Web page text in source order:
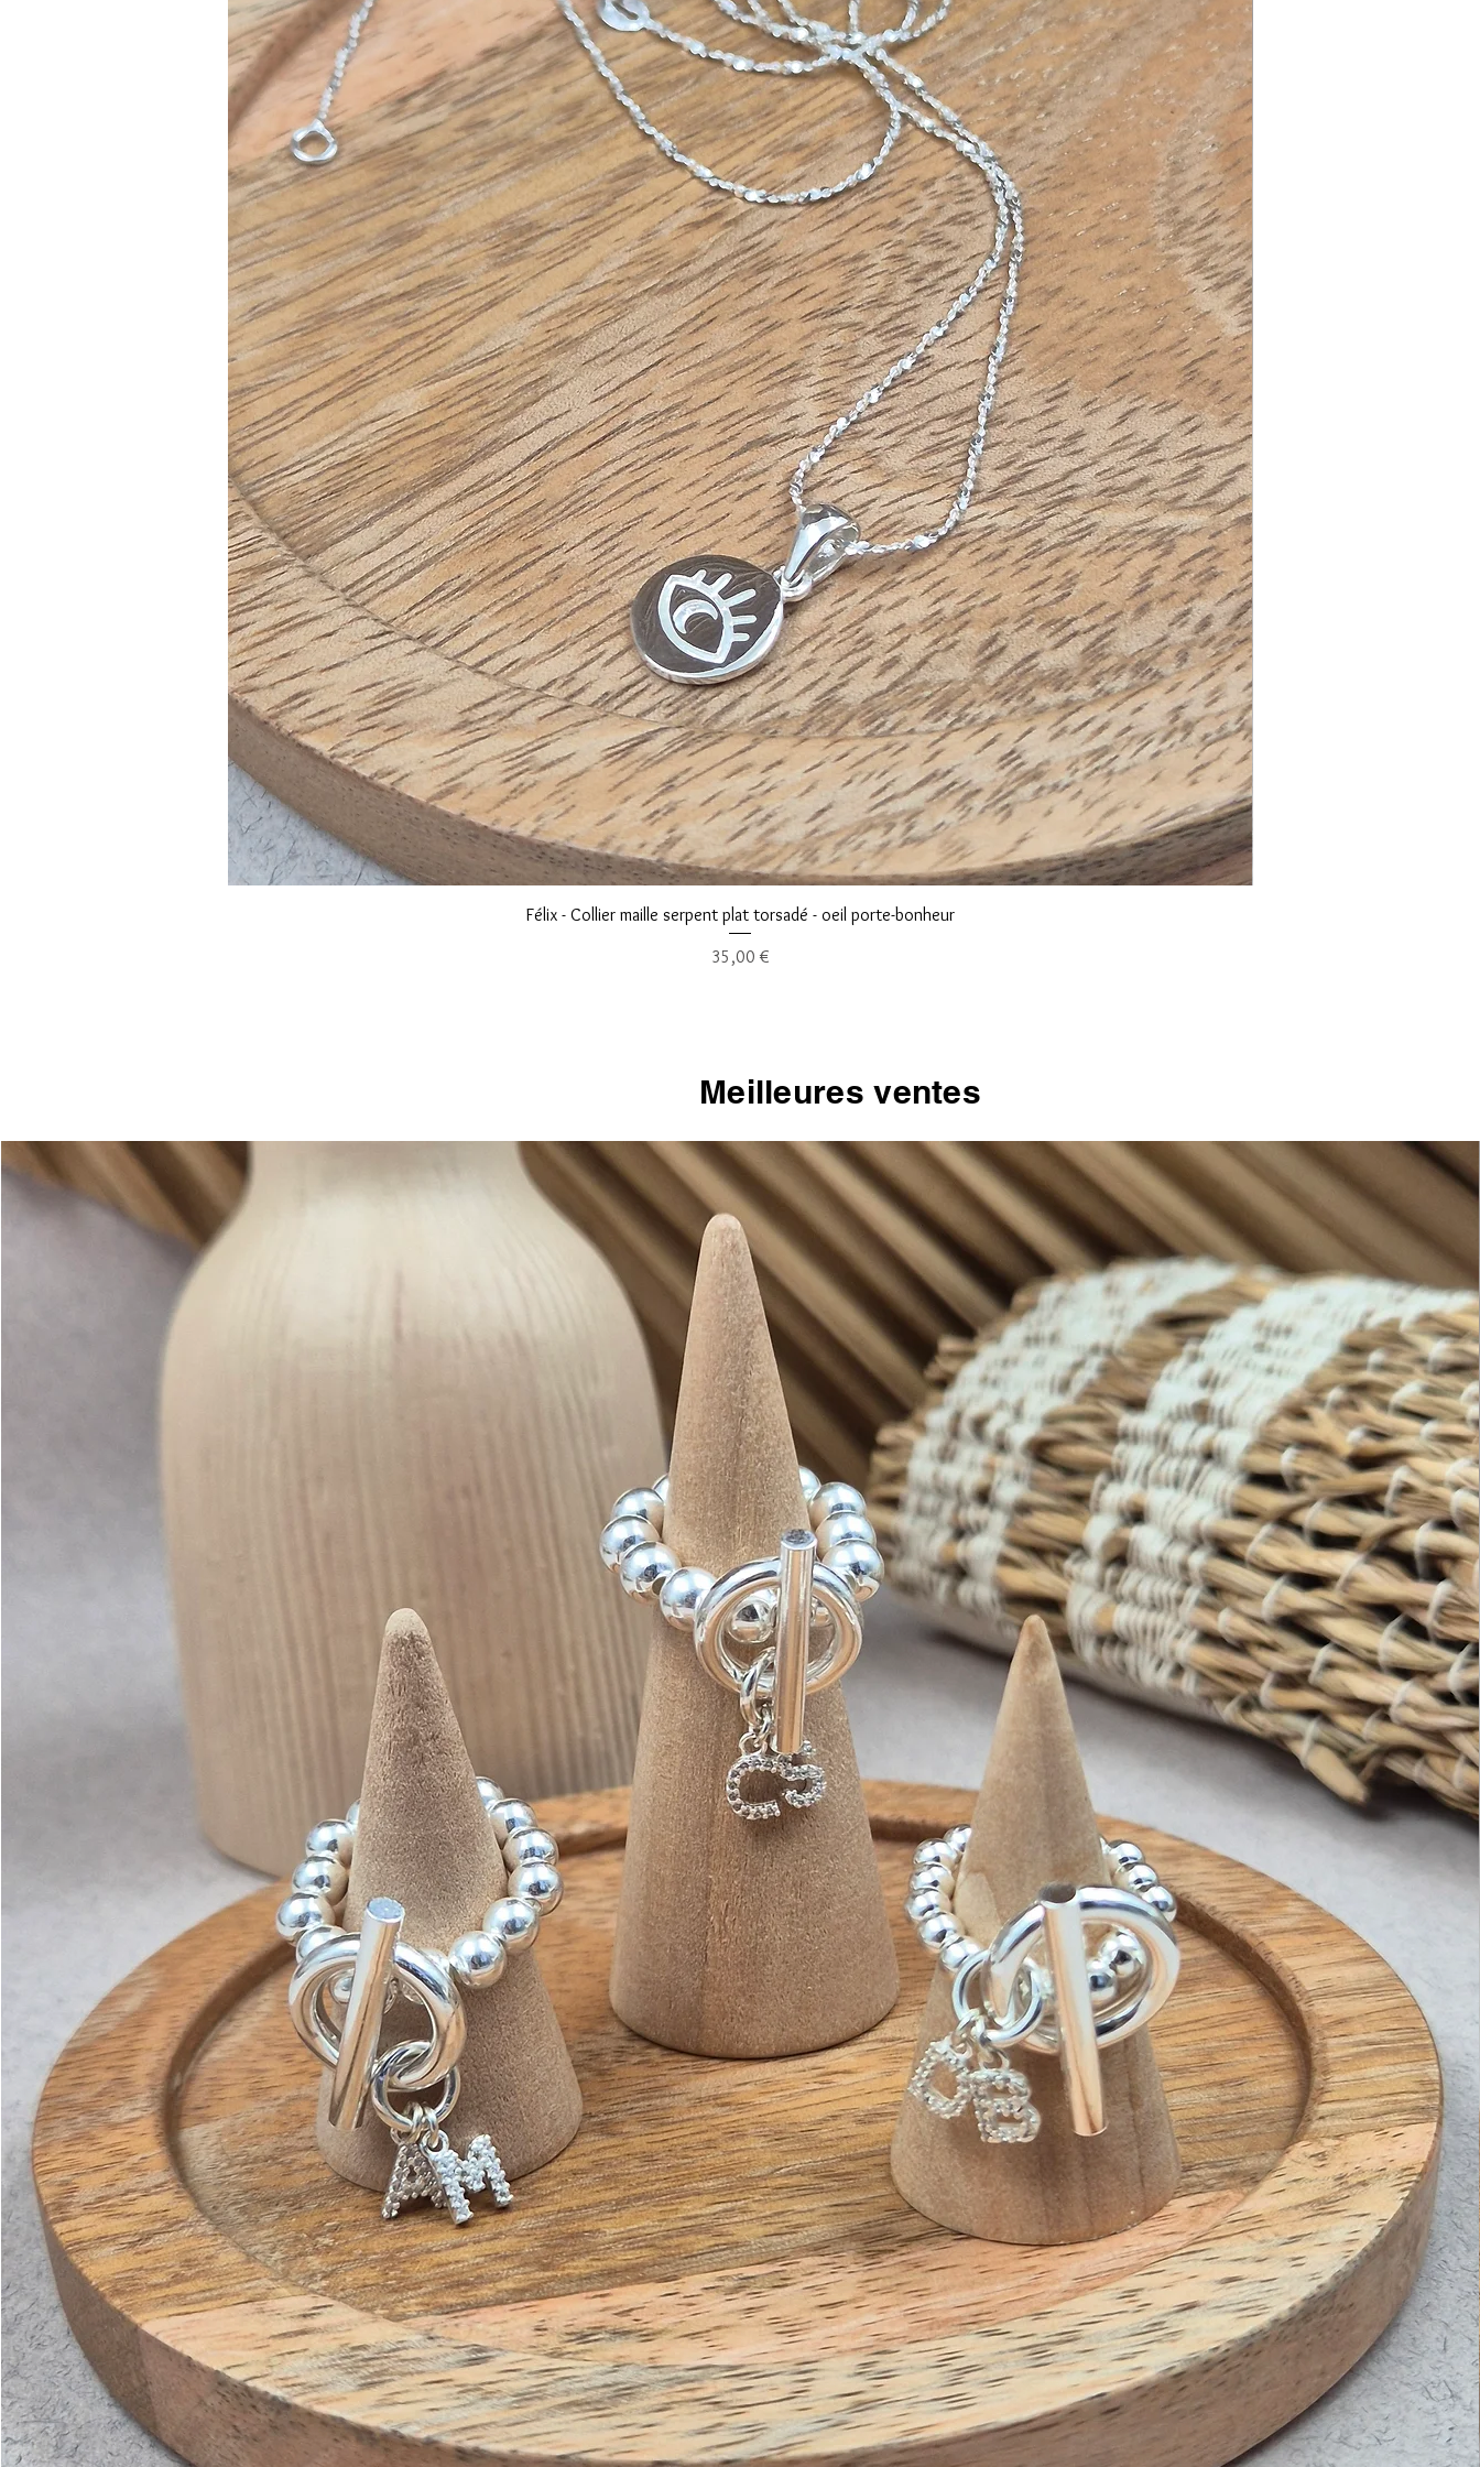
plaqué or.Les bijoux gold-filled ont
l’apparence des bijoux en or pour un
coût très inférieur.Beaucoup plus
résistant qu’un plaqué or classique, un
produit gold-filled s'oxydera beaucoup
moins vite. Si vous souhaitez ralentir
encore le processus d'oxydation, vous
devez éviter tout contact avec les
parfums, huiles pour la peau et lotions.
Vous devez également les conserver
dans un endroit sec et tempéré. Pas
dans la salle de bains ;-)
Aperçu rapide
Félix - Collier maille serpent plat torsadé - oeil porte-bonheur
Prix
35,00 €
Meilleures ventes